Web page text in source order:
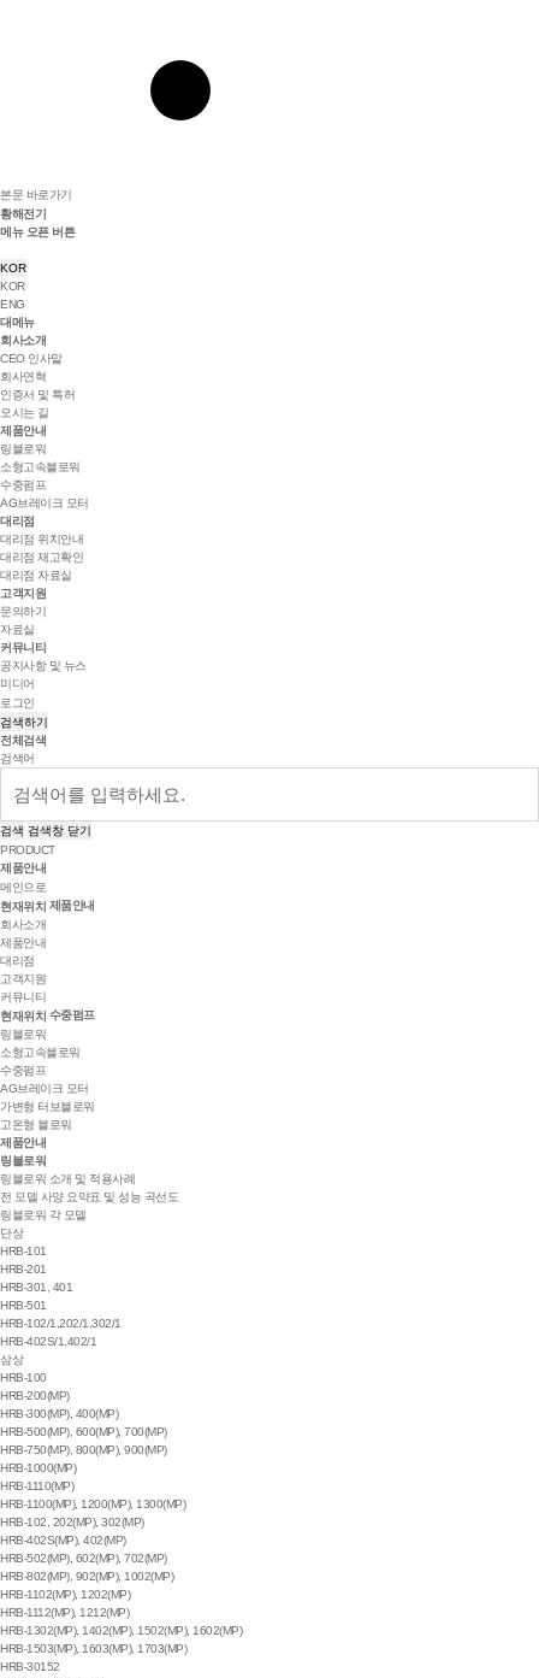
본문 바로가기
황해전기
메뉴 오픈 버튼
KOR
KOR
ENG
대메뉴
회사소개
CEO 인사말
회사연혁
인증서 및 특허
오시는 길
제품안내
링블로워
소형고속블로워
수중펌프
AG브레이크 모터
대리점
대리점 위치안내
대리점 재고확인
대리점 자료실
고객지원
문의하기
자료실
커뮤니티
공지사항 및 뉴스
미디어
로그인
검색하기
전체검색
검색어
검색 검색창 닫기
PRODUCT
제품안내
메인으로
현재위치 제품안내
회사소개
제품안내
대리점
고객지원
커뮤니티
현재위치 수중펌프
링블로워
소형고속블로워
수중펌프
AG브레이크 모터
가변형 터보블로워
고온형 블로워
제품안내
링블로워
링블로워 소개 및 적용사례
전 모델 사양 요약표 및 성능 곡선도
링블로워 각 모델
단상
HRB-101
HRB-201
HRB-301, 401
HRB-501
HRB-102/1,202/1,302/1
HRB-402S/1,402/1
삼상
HRB-100
HRB-200(MP)
HRB-300(MP), 400(MP)
HRB-500(MP), 600(MP), 700(MP)
HRB-750(MP), 800(MP), 900(MP)
HRB-1000(MP)
HRB-1110(MP)
HRB-1100(MP), 1200(MP), 1300(MP)
HRB-102, 202(MP), 302(MP)
HRB-402S(MP), 402(MP)
HRB-502(MP), 602(MP), 702(MP)
HRB-802(MP), 902(MP), 1002(MP)
HRB-1102(MP), 1202(MP)
HRB-1112(MP), 1212(MP)
HRB-1302(MP), 1402(MP), 1502(MP), 1602(MP)
HRB-1503(MP), 1603(MP), 1703(MP)
HRB-30152